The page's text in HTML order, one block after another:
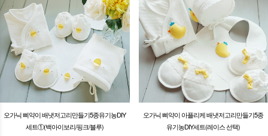
오가닉 삐약이 배냇저고리만들기5종유기농DIY
세트①(백아이보리/핑크/블루)
오가닉 삐약이 아플리케 배냇저고리만들기5종
유기농DIY세트(레이스 선택)